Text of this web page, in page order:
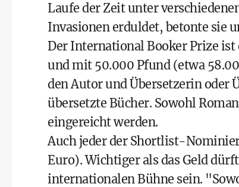
Laufe der Zeit unter
Invasionen erduldet, betonte sie
Der International Booker Prize
und mit 50.000 Pfund (etwa
den Autor und Übersetzerin oder
übersetzte Bücher. Sowohl
eingereicht werden.
Auch jeder der Shortlist-
Euro). Wichtiger als das Geld
internationalen Bühne sein.